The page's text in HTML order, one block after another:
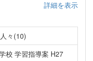
詳細を表示
々(10)
校 学習指導案 H27